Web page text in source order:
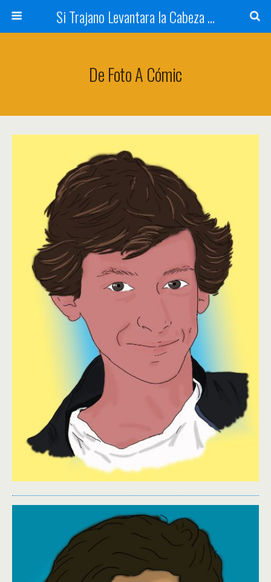
Si Trajano Levantara la Cabeza ...
De Foto A Cómic